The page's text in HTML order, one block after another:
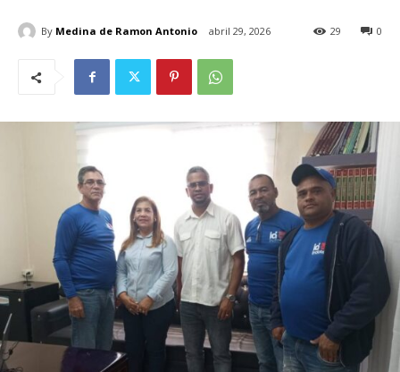
By Medina de Ramon Antonio abril 29, 2026 0
29